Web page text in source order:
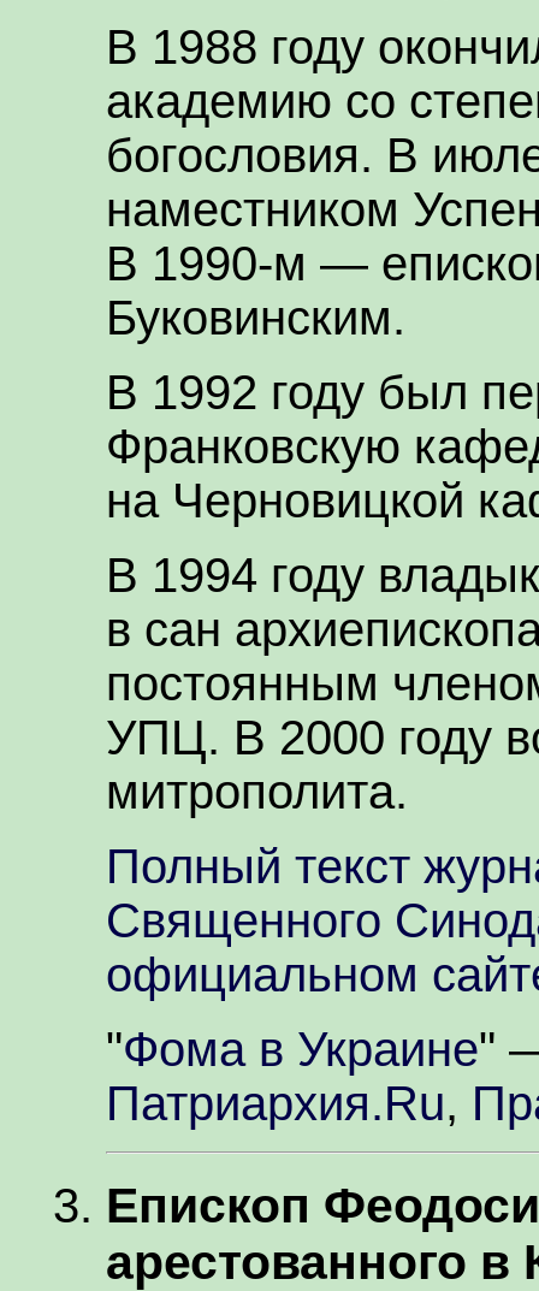
В 1988 году
академию со
богословия. В
наместником
В 1990-м —
Буковинским.
В 1992 году был
Франковскую
на Черновицкой
В 1994 году
в сан
постоянным
УПЦ. В 2000 году
митрополита.
Полный текст
Священного
официальном
"Фома в Украине"
Патриархия.Ru,
Епископ
арестованного в